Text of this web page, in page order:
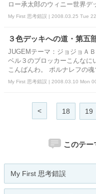
ロー承太郎のウィニー世界デ
My First 思考錯誤 | 2008.03.25 Tue
３色デッキへの道・第五
JUGEMテーマ：ジョジョＡ
ベル３のブロッカーこんなに
こんばんわ。 ポルナレフの
My First 思考錯誤 | 2008.03.10 Mon
< 18 19
このテー
My First 思考錯誤